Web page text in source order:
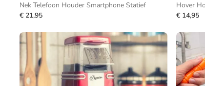
Nek Telefoon Houder Smartphone Statief
€ 21,95
Hover
€ 14,95